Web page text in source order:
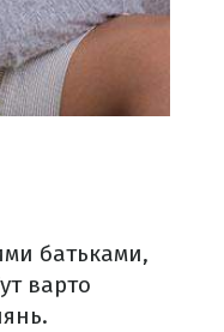
батьками,
варто